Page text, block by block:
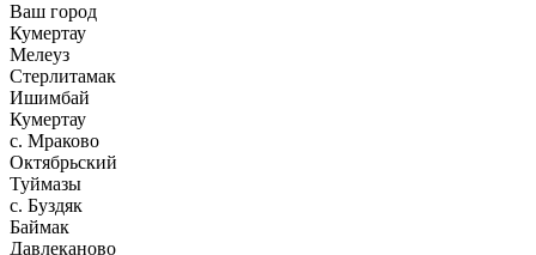
Ваш город
Кумертау
Мелеуз
Стерлитамак
Ишимбай
Кумертау
c. Мраково
Октябрьский
Туймазы
c. Буздяк
Баймак
Давлеканово